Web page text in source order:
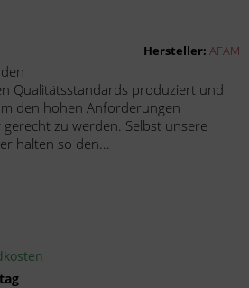
Hersteller: AFAM
Qualitätsstandards produziert und
den hohen Anforderungen
zu werden. Selbst unsere
halten so den...